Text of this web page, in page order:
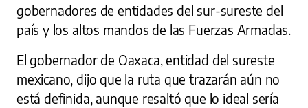
gobernadores de entidades del sur-sureste del
país y los altos mandos de las Fuerzas Armadas.
El gobernador de Oaxaca, entidad del sureste
mexicano, dijo que la ruta que trazarán aún no
está definida, aunque resaltó que lo ideal sería